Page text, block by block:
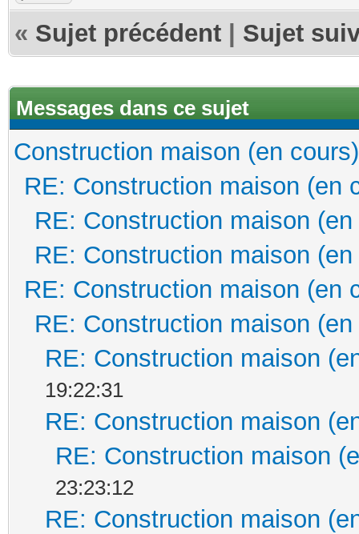
« Sujet précédent Sujet
Messages dans ce sujet
Construction maison (en cours)
RE: Construction maison (en
RE: Construction maison
RE: Construction maison
RE: Construction maison (en
RE: Construction maison
RE: Construction maison
19:22:31
RE: Construction maison
RE: Construction maison
23:23:12
RE: Construction maison